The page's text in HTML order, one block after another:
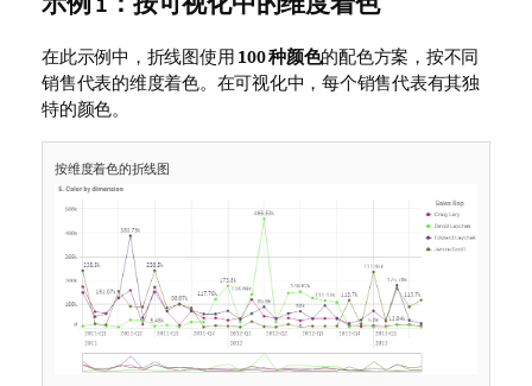
在此示例中，折线图使用 100 种颜色的配色方案，按不同
销售代表的维度着色。在可视化中，每个销售代表有其独
特的颜色。
按维度着色的折线图